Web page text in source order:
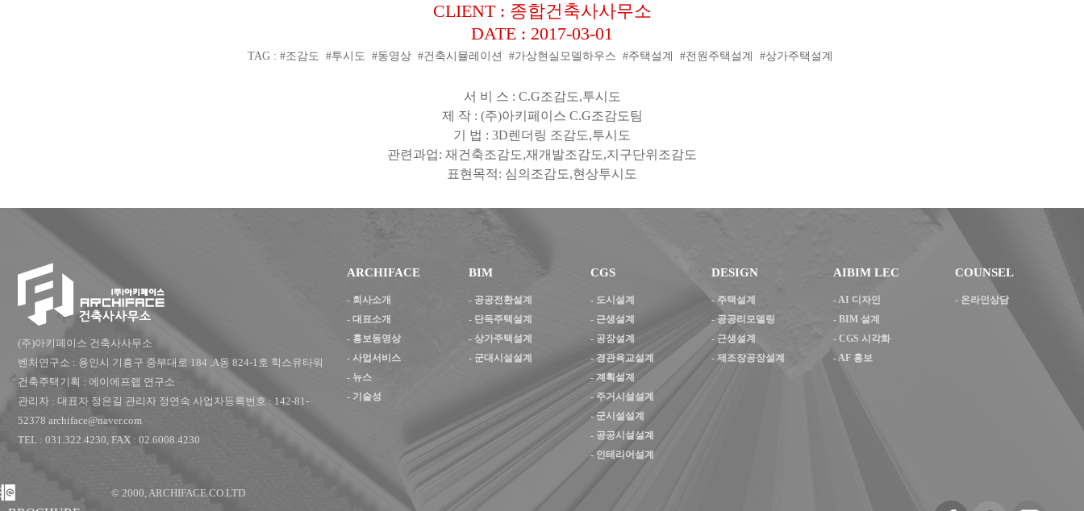
CLIENT : 종합건축사사무소
DATE : 2017-03-01
TAG : #조감도 #투시도 #동영상 #건축시뮬레이션 #가상현실모델하우스 #주택설계 #전원주택설계 #상가주택설계
서 비 스 : C.G조감도,투시도
제 작 : (주)아키페이스 C.G조감도팀
기 법 : 3D렌더링 조감도,투시도
관련과업: 재건축조감도,재개발조감도,지구단위조감도
표현목적: 심의조감도,현상투시도
(주)아키페이스 건축사사무소
벤처연구소 : 용인시 기흥구 중부대로 184 ,A동 824-1호 힉스유타워
건축주택기획 : 에이에프랩 연구소
관리자 : 대표자 정은길 관리자 정연숙 사업자등록번호 : 142-81-
52378 archiface@naver.com
TEL : 031.322.4230, FAX : 02.6008.4230
© 2000, ARCHIFACE.CO.LTD
ARCHIFACE
- 회사소개
- 대표소개
- 홍보동영상
- 사업서비스
- 뉴스
- 기술성
BIM
- 공공전환설계
- 단독주택설계
- 상가주택설계
- 군대시설설계
CGS
- 도시설계
- 근생설계
- 공장설계
- 경관육교설계
- 계획설계
- 주거시설설계
- 군시설설계
- 공공시설설계
- 인테리어설계
DESIGN
- 주택설계
-공공리모델링
- 근생설계
-제조장공장설계
AIBIM LEC
- AI 디자인
-BIM 설계
-CGS 시각화
- AF 홍보
COUNSEL
- 온라인상담